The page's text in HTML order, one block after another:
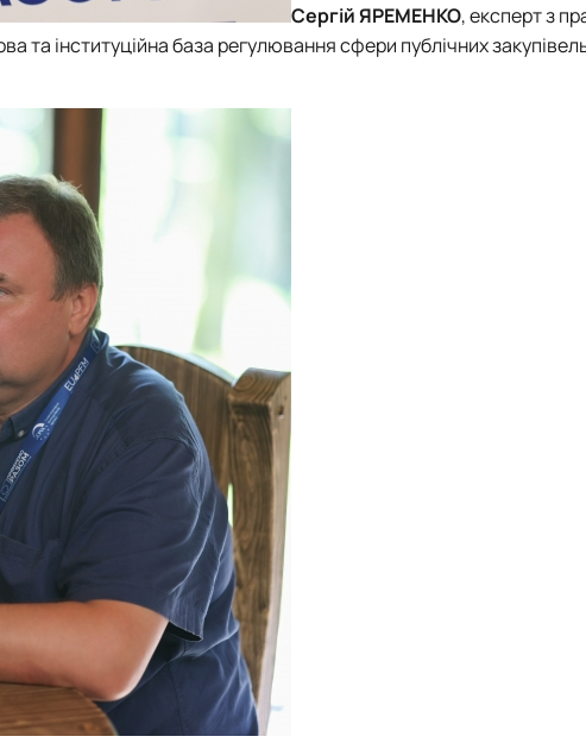
Сергій ЯРЕМЕНКО, експерт з
та інституційна база регулювання сфери публічних